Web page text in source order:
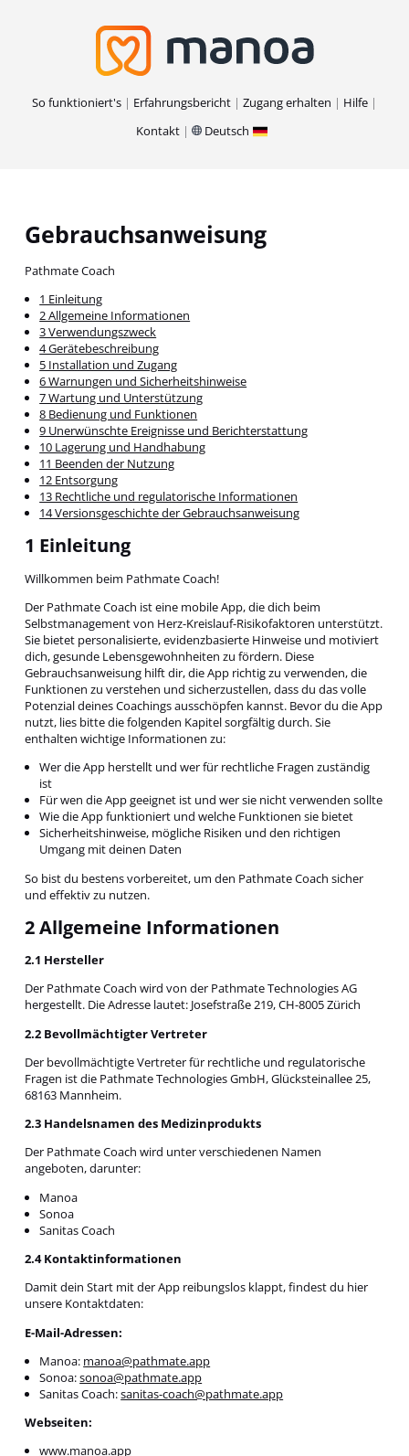
So funktioniert's Erfahrungsbericht Zugang erhalten
Hilfe
Kontakt
Deutsch
Gebrauchsanweisung
Pathmate Coach
1 Einleitung
2 Allgemeine Informationen
3 Verwendungszweck
4 Gerätebeschreibung
5 Installation und Zugang
6 Warnungen und Sicherheitshinweise
7 Wartung und Unterstützung
8 Bedienung und Funktionen
9 Unerwünschte Ereignisse und Berichterstattung
10 Lagerung und Handhabung
11 Beenden der Nutzung
12 Entsorgung
13 Rechtliche und regulatorische Informationen
14 Versionsgeschichte der Gebrauchsanweisung
1 Einleitung
Willkommen beim Pathmate Coach!
Der Pathmate Coach ist eine mobile App, die dich beim
Selbstmanagement von Herz-Kreislauf-Risikofaktoren unterstützt.
Sie bietet personalisierte, evidenzbasierte Hinweise und motiviert
dich, gesunde Lebensgewohnheiten zu fördern. Diese
Gebrauchsanweisung hilft dir, die App richtig zu verwenden, die
Funktionen zu verstehen und sicherzustellen, dass du das volle
Potenzial deines Coachings ausschöpfen kannst. Bevor du die App
nutzt, lies bitte die folgenden Kapitel sorgfältig durch. Sie
enthalten wichtige Informationen zu:
Wer die App herstellt und wer für rechtliche Fragen zuständig
ist
Für wen die App geeignet ist und wer sie nicht verwenden sollte
Wie die App funktioniert und welche Funktionen sie bietet
Sicherheitshinweise, mögliche Risiken und den richtigen
Umgang mit deinen Daten
So bist du bestens vorbereitet, um den Pathmate Coach sicher
und effektiv zu nutzen.
2 Allgemeine Informationen
2.1 Hersteller
Der Pathmate Coach wird von der Pathmate Technologies AG
hergestellt. Die Adresse lautet: Josefstraße 219, CH-8005 Zürich
2.2 Bevollmächtigter Vertreter
Der bevollmächtigte Vertreter für rechtliche und regulatorische
Fragen ist die Pathmate Technologies GmbH, Glücksteinallee 25,
68163 Mannheim.
2.3 Handelsnamen des Medizinprodukts
Der Pathmate Coach wird unter verschiedenen Namen
angeboten, darunter:
Manoa
Sonoa
Sanitas Coach
2.4 Kontaktinformationen
Damit dein Start mit der App reibungslos klappt, findest du hier
unsere Kontaktdaten:
E-Mail-Adressen:
Manoa: manoa@pathmate.app
Sonoa:sonoa@pathmate.app
Sanitas Coach:sanitas-coach@pathmate.app
Webseiten:
www.manoa.app